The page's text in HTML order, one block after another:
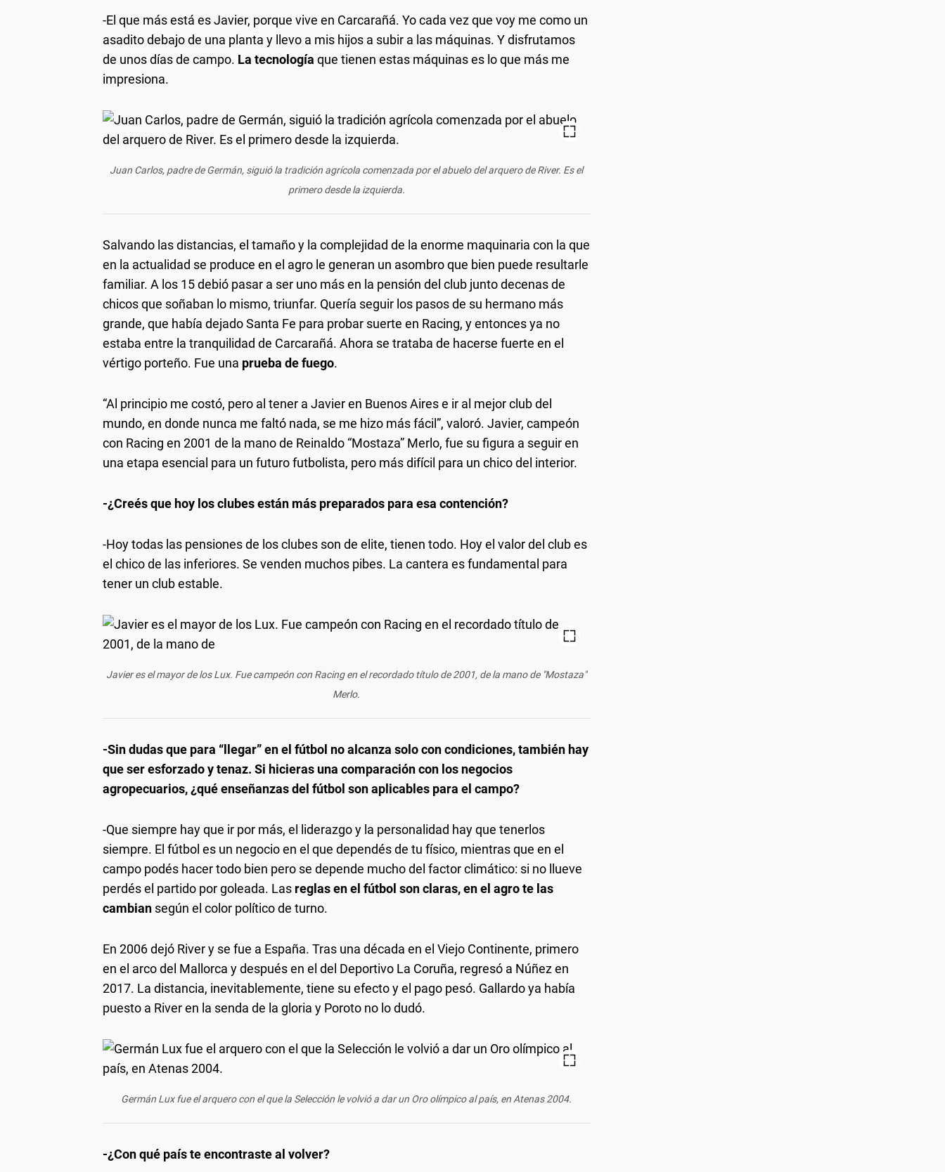
-El que más está es Javier, porque vive en Carcarañá. Yo cada vez que voy me como un
asadito debajo de una planta y llevo a mis hijos a subir a las máquinas. Y disfrutamos
de unos días de campo. La tecnología que tienen estas máquinas es lo que más me
impresiona.
Juan Carlos, padre de Germán, siguió la tradición agrícola comenzada por el abuelo del arquero de River. Es el
primero desde la izquierda.
Salvando las distancias, el tamaño y la complejidad de la enorme maquinaria con la que
en la actualidad se produce en el agro le generan un asombro que bien puede resultarle
familiar. A los 15 debió pasar a ser uno más en la pensión del club junto decenas de
chicos que soñaban lo mismo, triunfar. Quería seguir los pasos de su hermano más
grande, que había dejado Santa Fe para probar suerte en Racing, y entonces ya no
estaba entre la tranquilidad de Carcarañá. Ahora se trataba de hacerse fuerte en el
vértigo porteño. Fue una prueba de fuego.
“Al principio me costó, pero al tener a Javier en Buenos Aires e ir al mejor club del
mundo, en donde nunca me faltó nada, se me hizo más fácil”, valoró. Javier, campeón
con Racing en 2001 de la mano de Reinaldo “Mostaza” Merlo, fue su figura a seguir en
una etapa esencial para un futuro futbolista, pero más difícil para un chico del interior.
-¿Creés que hoy los clubes están más preparados para esa contención?
-Hoy todas las pensiones de los clubes son de elite, tienen todo. Hoy el valor del club es
el chico de las inferiores. Se venden muchos pibes. La cantera es fundamental para
tener un club estable.
Javier es el mayor de los Lux. Fue campeón con Racing en el recordado título de 2001, de la mano de "Mostaza"
Merlo.
-Sin dudas que para “llegar” en el fútbol no alcanza solo con condiciones, también hay
que ser esforzado y tenaz. Si hicieras una comparación con los negocios
agropecuarios, ¿qué enseñanzas del fútbol son aplicables para el campo?
-Que siempre hay que ir por más, el liderazgo y la personalidad hay que tenerlos
siempre. El fútbol es un negocio en el que dependés de tu físico, mientras que en el
campo podés hacer todo bien pero se depende mucho del factor climático: si no llueve
perdés el partido por goleada. Las reglas en el fútbol son claras, en el agro te las
cambian según el color político de turno.
En 2006 dejó River y se fue a España. Tras una década en el Viejo Continente, primero
en el arco del Mallorca y después en el del Deportivo La Coruña, regresó a Núñez en
2017. La distancia, inevitablemente, tiene su efecto y el pago pesó. Gallardo ya había
puesto a River en la senda de la gloria y Poroto no lo dudó.
Germán Lux fue el arquero con el que la Selección le volvió a dar un Oro olímpico al país, en Atenas 2004.
-¿Con qué país te encontraste al volver?